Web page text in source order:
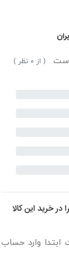
است ( از ۰ نظر )
خرید این کالا
ابتدا وارد حساب